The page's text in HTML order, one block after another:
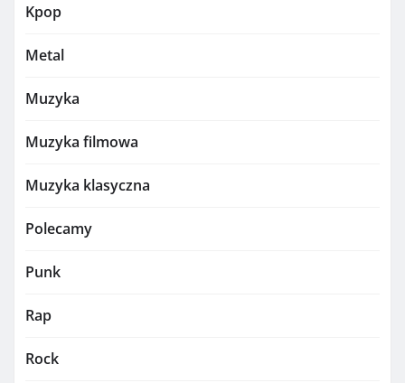
Kpop
Metal
Muzyka
Muzyka filmowa
Muzyka klasyczna
Polecamy
Punk
Rap
Rock